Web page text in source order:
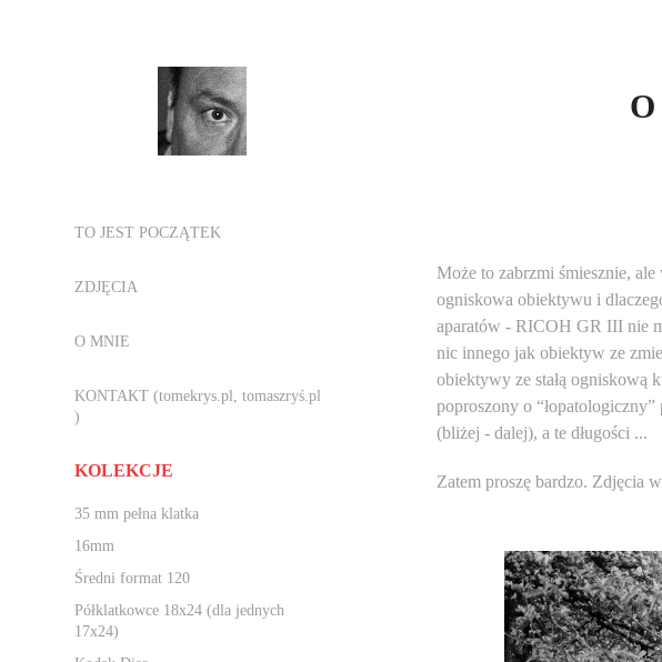
TO JEST POCZĄTEK
ZDJĘCIA
O MNIE
KONTAKT (tomekrys.pl, tomaszryś.pl
)
KOLEKCJE
35 mm pełna klatka
16mm
Średni format 120
Półklatkowce 18x24 (dla jednych
17x24)
Może to zabrzmi śmiesznie,
ogniskowa obiektywu i
aparatów - RICOH GR III nie
nic innego jak obiektyw ze
obiektywy ze stałą ogniskową
poproszony o
(bliżej - dalej), a te długości ...
Zatem proszę bardzo. Zdjęcia